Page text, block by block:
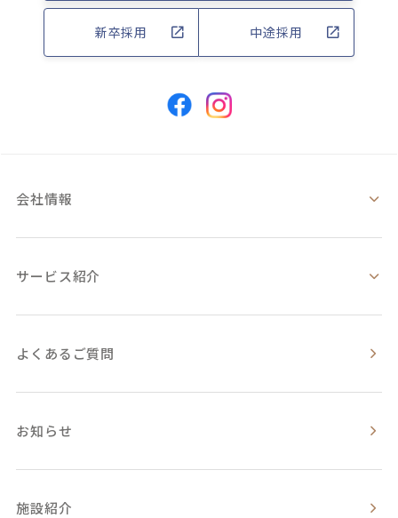
新卒採用 中途採用
会社情報
サービス紹介
よくあるご質問
お知らせ
施設紹介